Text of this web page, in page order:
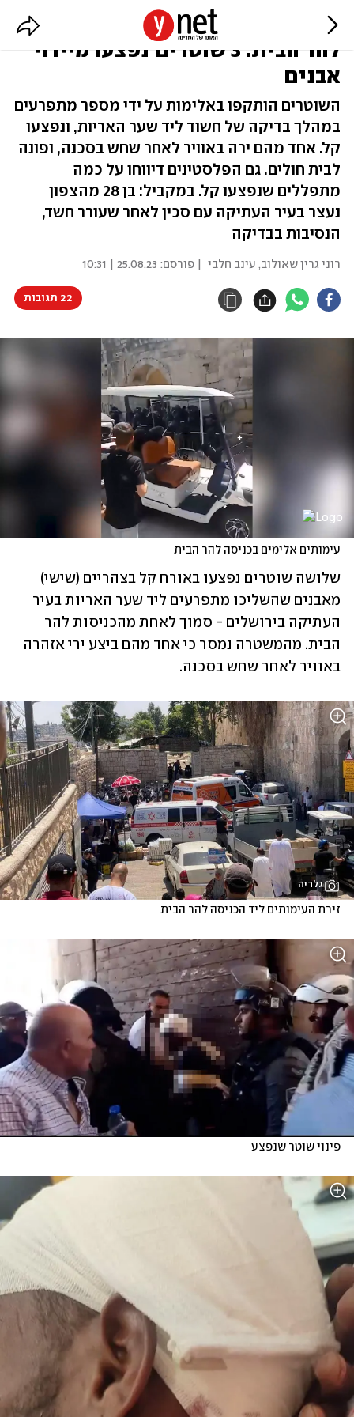
עימותים וירי באוויר סמוך לכניסה
להר הבית: 3 שוטרים נפצעו מיידוי
אבנים
השוטרים הותקפו באלימות על ידי מספר מתפרעים
במהלך בדיקה של חשוד ליד שער האריות, ונפצעו
קל. אחד מהם ירה באוויר לאחר שחש בסכנה, ופונה
לבית חולים. גם הפלסטינים דיווחו על כמה
מתפללים שנפצעו קל. במקביל: בן 28 מהצפון
נעצר בעיר העתיקה עם סכין לאחר שעורר חשד,
הנסיבות בבדיקה
רוני גרין שאולוב, עינב חלבי | פורסם: 25.08.23 | 10:31
22 תגובות
עימותים אלימים בכניסה להר הבית
באוויר לאחר שחש בסכנה.
גלריה
זירת העימותים ליד הכניסה להר הבית
פינוי שוטר שנפצע